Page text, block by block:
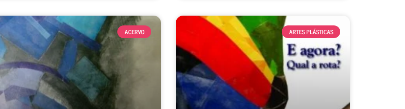
ACERVO ARTES PLÁSTICAS